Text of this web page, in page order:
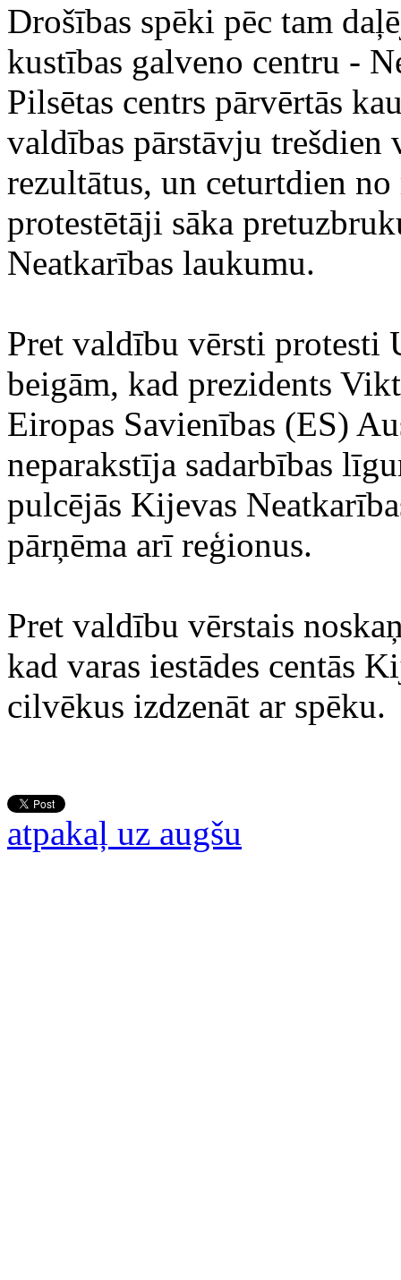
Drošības spēki pēc tam
kustības galveno centru -
Pilsētas centrs pārvērtās
valdības pārstāvju trešdien
rezultātus, un ceturtdien
protestētāji sāka
Neatkarības laukumu.
Pret valdību vērsti protesti
beigām, kad prezidents
Eiropas Savienības (ES)
neparakstīja sadarbības
pulcējās Kijevas
pārņēma arī reģionus.
Pret valdību vērstais
kad varas iestādes centās
cilvēkus izdzenāt ar spēku.
atpakaļ uz augšu